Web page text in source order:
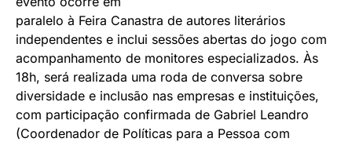
paralelo à Feira Canastra de autores literários
independentes e inclui sessões abertas do jogo com
acompanhamento de monitores especializados. Às
18h, será realizada uma roda de conversa sobre
diversidade e inclusão nas empresas e instituições,
com participação confirmada de Gabriel Leandro
(Coordenador de Políticas para a Pessoa com